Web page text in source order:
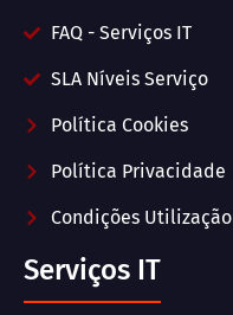
FAQ - Serviços IT
SLA Níveis Serviço
Política Cookies
Política Privacidade
Condições Utilização
Serviços IT